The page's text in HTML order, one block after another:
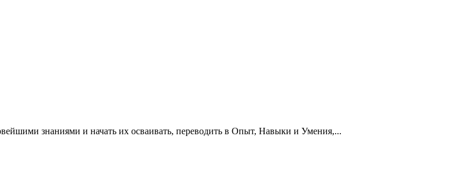
знаниями и начать их осваивать, переводить в Опыт, Навыки и Умения,...